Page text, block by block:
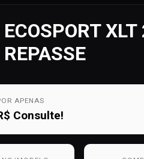
ECOSPORT XLT
REPASSE
APENAS
Consulte!